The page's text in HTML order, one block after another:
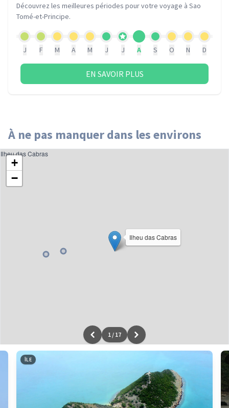
Découvrez les meilleures périodes pour votre voyage à Sao
Tomé-et-Principe.
J F M A M J J A S O N D
EN SAVOIR PLUS
À ne pas manquer dans les environs
Ilheu das Cabras
+
−
Leaflet|données ©OpenStreetMap/ODbL - renduOSM France
Ilheu das Cabras
1 / 17
ÎLE